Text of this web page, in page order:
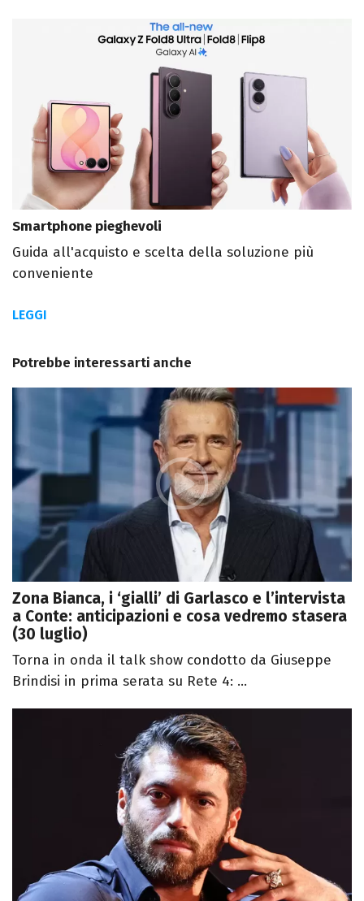
Smartphone pieghevoli
Guida all'acquisto e scelta della soluzione più
conveniente
LEGGI
Potrebbe interessarti anche
Zona Bianca, i ‘gialli’ di Garlasco e l’intervista
a Conte: anticipazioni e cosa vedremo stasera
(30 luglio)
Torna in onda il talk show condotto da Giuseppe
Brindisi in prima serata su Rete 4: ...